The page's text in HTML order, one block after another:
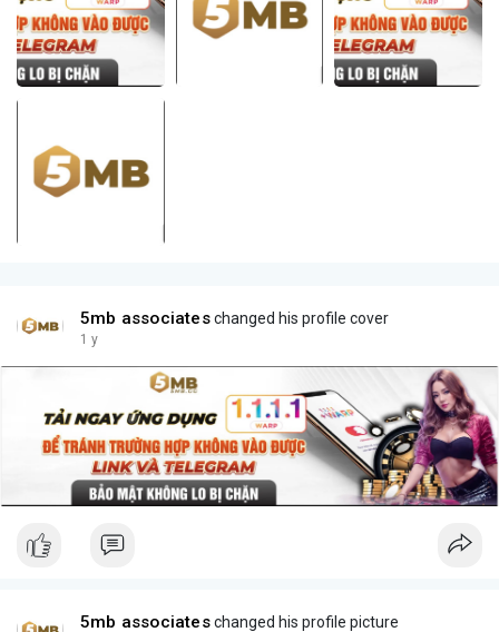
5mb associateschanged his profile cover
1 y
5mb associateschanged his profile picture